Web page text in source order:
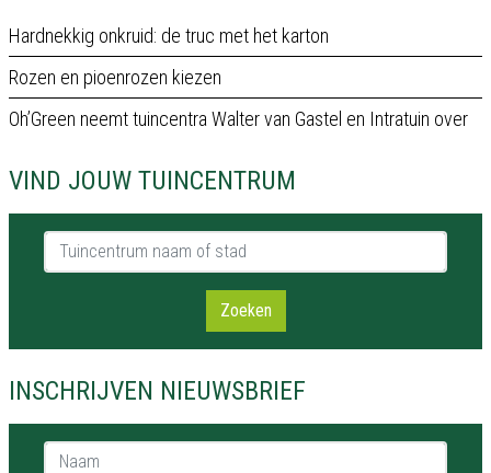
Hardnekkig onkruid: de truc met het karton
Rozen en pioenrozen kiezen
Oh’Green neemt tuincentra Walter van Gastel en Intratuin over
VIND JOUW TUINCENTRUM
Tuincentrum naam of stad
Zoeken
INSCHRIJVEN NIEUWSBRIEF
Naam *